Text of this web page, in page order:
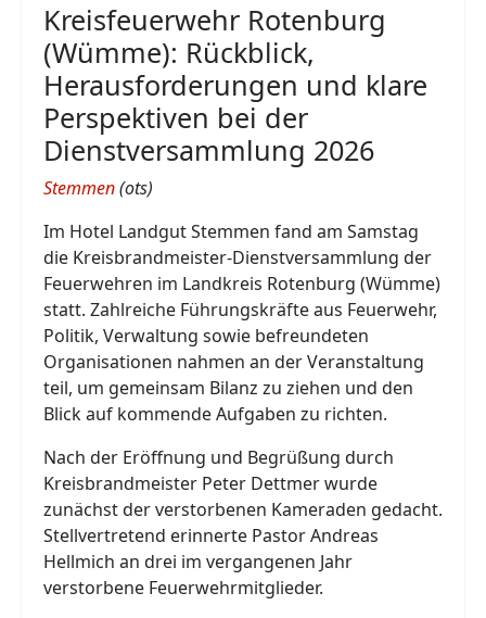
Kreisfeuerwehr Rotenburg
(Wümme): Rückblick,
Herausforderungen und klare
Perspektiven bei der
Dienstversammlung 2026
Stemmen(ots)
Im Hotel Landgut Stemmen fand am Samstag
die Kreisbrandmeister-Dienstversammlung der
Feuerwehren im Landkreis Rotenburg (Wümme)
statt. Zahlreiche Führungskräfte aus Feuerwehr,
Politik, Verwaltung sowie befreundeten
Organisationen nahmen an der Veranstaltung
teil, um gemeinsam Bilanz zu ziehen und den
Blick auf kommende Aufgaben zu richten.
Nach der Eröffnung und Begrüßung durch
Kreisbrandmeister Peter Dettmer wurde
zunächst der verstorbenen Kameraden gedacht.
Stellvertretend erinnerte Pastor Andreas
Hellmich an drei im vergangenen Jahr
verstorbene Feuerwehrmitglieder.